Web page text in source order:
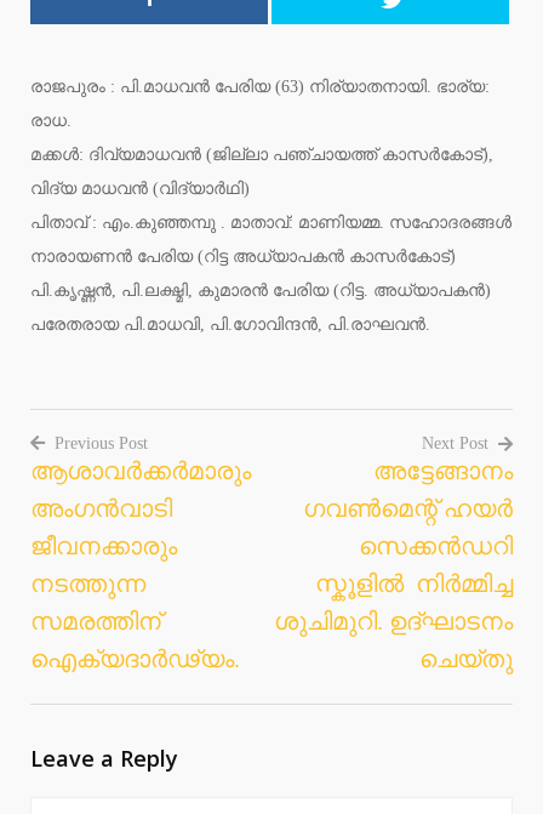
രാജപുരം : പി.മാധവൻ പേരിയ (63) നിര്യാതനായി. ഭാര്യ:
രാധ.
മക്കൾ: ദിവ്യമാധവൻ (ജില്ലാ പഞ്ചായത്ത് കാസർകോട്),
വിദ്യ മാധവൻ (വിദ്യാർഥി)
പിതാവ് : എം.കുഞ്ഞമ്പു . മാതാവ്: മാണിയമ്മ. സഹോദരങ്ങൾ
നാരായണൻ പേരിയ (റിട്ട അധ്യാപകൻ കാസർകോട്)
പി.കൃഷ്ണൻ, പി.ലക്ഷ്മി, കുമാരൻ പേരിയ (റിട്ട. അധ്യാപകൻ)
പരേതരായ പി.മാധവി, പി.ഗോവിന്ദൻ, പി.രാഘവൻ.
Post
navigation
Previous Post
ആശാവർക്കർമാരും
അംഗൻവാടി
ജീവനക്കാരും
നടത്തുന്ന
സമരത്തിന്
ഐക്യദാർഢ്യം.
Next Post
അട്ടേങ്ങാനം
ഗവൺമെന്റ് ഹയർ
സെക്കൻഡറി
സ്കൂളിൽ നിർമ്മിച്ച
ശുചിമുറി. ഉദ്ഘാടനം
ചെയ്തു
Leave a Reply